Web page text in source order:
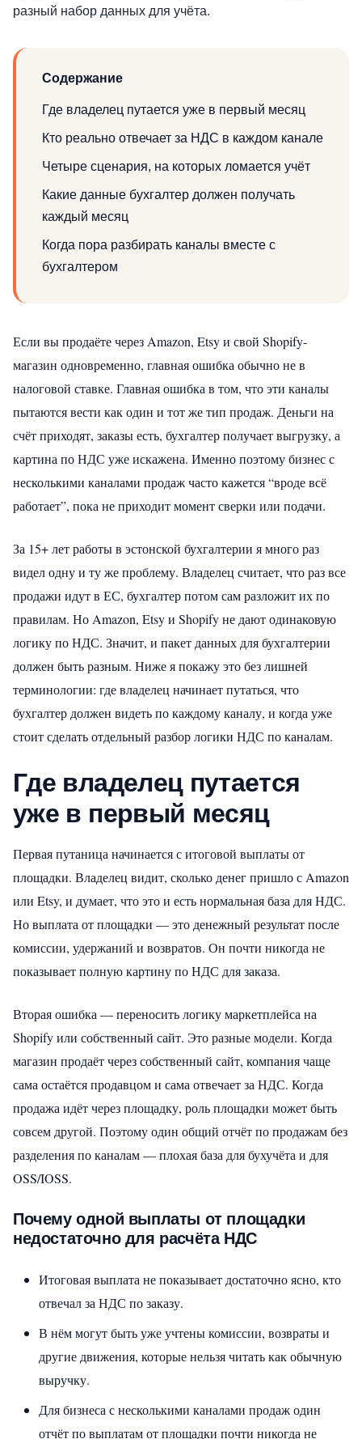
разный набор данных для учёта.
Содержание
Где владелец путается уже в первый месяц
Кто реально отвечает за НДС в каждом канале
Четыре сценария, на которых ломается учёт
Какие данные бухгалтер должен получать
каждый месяц
Когда пора разбирать каналы вместе с
бухгалтером
Если вы продаёте через Amazon, Etsy и свой Shopify-
магазин одновременно, главная ошибка обычно не в
налоговой ставке. Главная ошибка в том, что эти каналы
пытаются вести как один и тот же тип продаж. Деньги на
счёт приходят, заказы есть, бухгалтер получает выгрузку, а
картина по НДС уже искажена. Именно поэтому бизнес с
несколькими каналами продаж часто кажется “вроде всё
работает”, пока не приходит момент сверки или подачи.
За 15+ лет работы в эстонской бухгалтерии я много раз
видел одну и ту же проблему. Владелец считает, что раз все
продажи идут в ЕС, бухгалтер потом сам разложит их по
правилам. Но Amazon, Etsy и Shopify не дают одинаковую
логику по НДС. Значит, и пакет данных для бухгалтерии
должен быть разным. Ниже я покажу это без лишней
терминологии: где владелец начинает путаться, что
бухгалтер должен видеть по каждому каналу, и когда уже
стоит сделать отдельный разбор логики НДС по каналам.
Где владелец путается
уже в первый месяц
Первая путаница начинается с итоговой выплаты от
площадки. Владелец видит, сколько денег пришло с Amazon
или Etsy, и думает, что это и есть нормальная база для НДС.
Но выплата от площадки — это денежный результат после
комиссии, удержаний и возвратов. Он почти никогда не
показывает полную картину по НДС для заказа.
Вторая ошибка — переносить логику маркетплейса на
Shopify или собственный сайт. Это разные модели. Когда
магазин продаёт через собственный сайт, компания чаще
сама остаётся продавцом и сама отвечает за НДС. Когда
продажа идёт через площадку, роль площадки может быть
совсем другой. Поэтому один общий отчёт по продажам без
разделения по каналам — плохая база для бухучёта и для
OSS/IOSS.
Почему одной выплаты от площадки
недостаточно для расчёта НДС
Итоговая выплата не показывает достаточно ясно, кто
отвечал за НДС по заказу.
В нём могут быть уже учтены комиссии, возвраты и
другие движения, которые нельзя читать как обычную
выручку.
Для бизнеса с несколькими каналами продаж один
отчёт по выплатам от площадки почти никогда не